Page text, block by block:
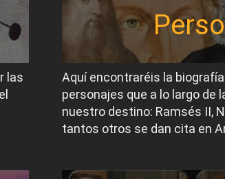
las
Aquí encontraréis la
personajes que a lo largo de
nuestro destino: Ramsés II,
tantos otros se dan cita en